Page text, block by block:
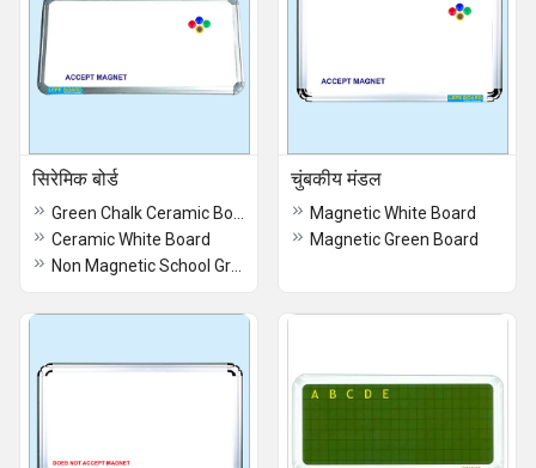
सिरेमिक बोर्ड
Ceramic White Board
चुंबकीय मंडल
Magnetic White Board
Magnetic Green Board